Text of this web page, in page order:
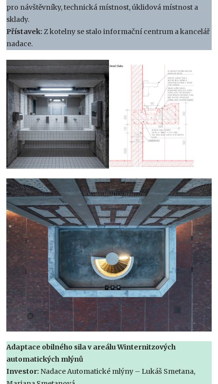
pro návštěvníky, technická místnost, úklidová místnost a
sklady.
Přístavek: Z kotelny se stalo informační centrum a kancelář
nadace.
Adaptace obilného sila v areálu Winternitzových
automatických mlýnů
Investor: Nadace Automatické mlýny – Lukáš Smetana,